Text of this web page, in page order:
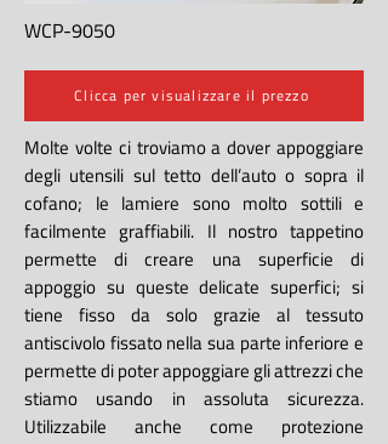
WCP-9050
Clicca per visualizzare il prezzo
Molte volte ci troviamo a dover appoggiare
degli utensili sul tetto dell’auto o sopra il
cofano; le lamiere sono molto sottili e
facilmente graffiabili. Il nostro tappetino
permette di creare una superficie di
appoggio su queste delicate superfici; si
tiene fisso da solo grazie al tessuto
antiscivolo fissato nella sua parte inferiore e
permette di poter appoggiare gli attrezzi che
stiamo usando in assoluta sicurezza.
Utilizzabile anche come protezione